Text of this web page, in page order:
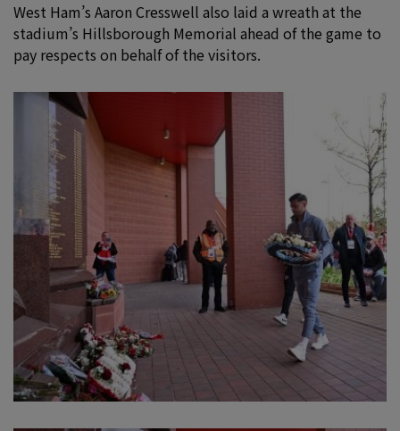
West Ham’s Aaron Cresswell also laid a wreath at the
stadium’s Hillsborough Memorial ahead of the game to
pay respects on behalf of the visitors.